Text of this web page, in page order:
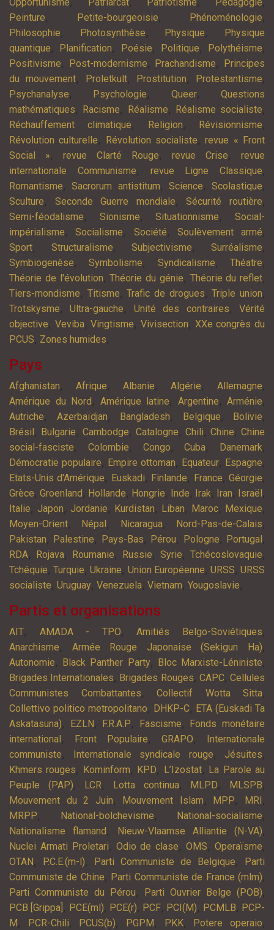
Opportunisme Patriarcat Patriotisme Pédagogie
Peinture, Petite-bourgeoisie, Phénoménologie,
Philosophie, Photosynthèse, Physique,
Physique
quantique, Planification, Poésie, Politique, Polythéisme,
Positivisme, Post-modernisme, Prachandisme,
Principes
du mouvement, Proletkult, Prostitution, Protestantisme,
Psychanalyse, Psychologie, Queer,Questions
mathématiques, Racisme, Réalisme, Réalisme socialiste,
Réchauffement climatique, Religion, Révisionnisme,
Révolution culturelle, Révolution socialiste,revue « Front
Social », revue Clarté Rouge, revue Crise, revue
internationale Communisme, revue Ligne Classique,
Romantisme,Sacrorum antistitum, Science, Scolastique,
Sculture, Seconde Guerre mondiale,Sécurité routière,
Semi-féodalisme, Sionisme,Situationnisme,Social-
impérialisme,Socialisme, Société, Soulèvement armé,
Sport, Structuralisme,Subjectivisme,Surréalisme,
Symbiogenèse,Symbolisme, Syndicalisme,Théatre,
Théorie de l'évolution,Théorie du génie, Théorie du reflet,
Tiers-mondisme, Titisme,Trafic de drogues,Triple union,
Trotskysme,Ultra-gauche, Unité des contraires,Vérité
objective, Veviba,Vingtisme,Vivisection, XXe congrès du
PCUS, Zones humides,
Pays
Afghanistan, Afrique, Albanie, Algérie, Allemagne,
Amérique du Nord , Amérique latine, Argentine, Arménie,
Autriche, Azerbaïdjan, Bangladesh, Belgique, Bolivie,
Brésil , Bulgarie, Cambodge, Catalogne, Chili, Chine, Chine
social-fasciste, Colombie, Congo,Cuba, Danemark,
Démocratie populaire, Empire ottoman, Equateur, Espagne,
Etats-Unis d'Amérique, Euskadi, Finlande, France,Géorgie,
Grèce, Groenland , Hollande, Hongrie, Inde, Irak, Iran, Israël ,
Italie, Japon, Jordanie, Kurdistan, Liban, Maroc, Mexique,
Moyen-Orient, Népal , Nicaragua, Nord-Pas-de-Calais,
Pakistan, Palestine, Pays-Bas, Pérou, Pologne, Portugal ,
RDA, Rojava, Roumanie, Russie, Syrie, Tchécoslovaquie,
Tchéquie,Turquie,Ukraine, Union Européenne, URSS,URSS
socialiste, Uruguay, Venezuela, Vietnam, Yougoslavie,
Partis et organisations
AIT, AMADA - TPO,Amitiés Belgo-Soviétiques,
Anarchisme, Armée Rouge Japonaise (Sekigun Ha),
Autonomie, Black Panther Party, Bloc Marxiste-Léniniste,
Brigades Internationales, Brigades Rouges, CAPC,Cellules
Communistes Combattantes, Collectif Wotta Sitta,
Collettivo politico metropolitano, DHKP-C, ETA (Euskadi Ta
Askatasuna), EZLN , F.R.A.P, Fascisme,
Fonds monétaire
international , Front Populaire, GRAPO,
Internationale
communiste, Internationale syndicale rouge, Jésuites,
Khmers rouges, Kominform, KPD, L’Izostat, La Parole au
Peuple (PAP), LCR, Lotta continua, MLPD, MLSPB,
Mouvement du 2 Juin, Mouvement Islam, MPP, MRI ,
MRPP, National-bolchevisme, National-socialisme,
Nationalisme flamand , Nieuw-Vlaamse Alliantie (N-VA),
Nuclei Armati Proletari, Odio de clase,OMS,Operaïsme,
OTAN , P.C.E.(m-l), Parti Communiste de Belgique,
Parti
Communiste de Chine, Parti Communiste de France (mlm),
Parti Communiste du Pérou, Parti Ouvrier Belge (POB),
PCB [Grippa] , PCE(ml), PCE(r), PCF, PCI(M), PCMLB, PCP-
M , PCR-Chili, PCUS(b), PGPM , PKK, Potere operaio,